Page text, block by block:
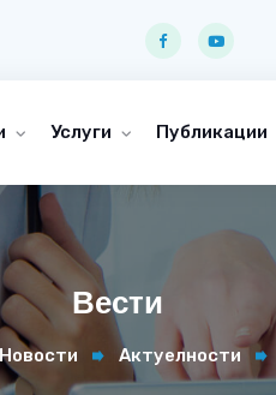
Услуги Публикации
Вести
Актуелности